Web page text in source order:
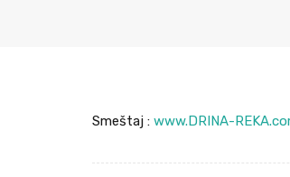
Smeštaj : www.DRINA-